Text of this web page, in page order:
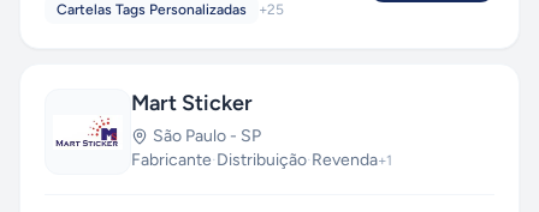
Cartelas Tags Personalizadas
+25
Mart Sticker
São Paulo - SP
Fabricante·Distribuição·Revenda+1